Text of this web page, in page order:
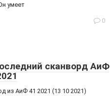
умеет
0
сканворд АиФ
из АиФ 41 2021 (13 10 2021)